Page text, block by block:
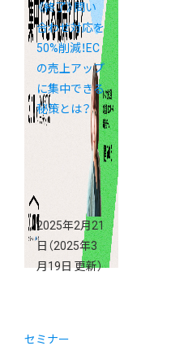
《終了》問い
合わせ対応を
50%削減！EC
の売上アップ
に集中できる
秘策とは？
2025年2月21
日 （2025年3
月19日 更新）
セミナー